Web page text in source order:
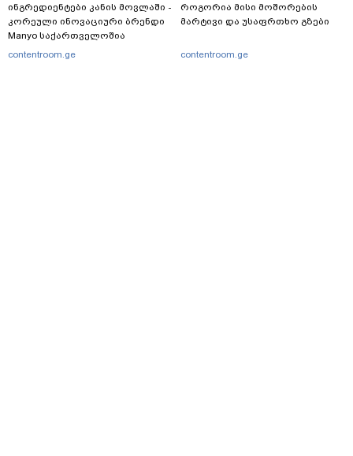
ინგრედიენტები კანის მოვლაში -
კორეული ინოვაციური ბრენდი
Manyo საქართველოშია
contentroom.ge
როგორია მისი მოშორების
მარტივი და უსაფრთხო გზები
contentroom.ge